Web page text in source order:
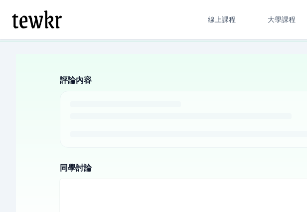
線上課程 大學課程
評論內容
同學討論